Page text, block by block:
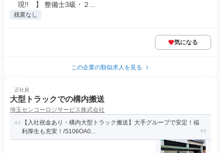
現!! 】 整備士3級・２...
残業なし
気になる
この企業の類似求人を見る
正社員
大型トラックでの構内搬送
埼玉センコーロジサービス株式会社
【入社祝金あり・構内大型トラック搬送】大手グループで安定！福
利厚生も充実！/S106OA0...